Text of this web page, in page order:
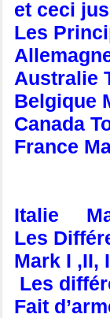
et ceci
Les
Australie
Belgique
Canada
France
6238
802
Italie
Les
Mark I ,II,
Les
Fait